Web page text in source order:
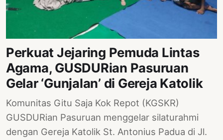
Perkuat Jejaring Pemuda Lintas
Agama, GUSDURian Pasuruan
Gelar ‘Gunjalan’ di Gereja Katolik
Komunitas Gitu Saja Kok Repot (KGSKR)
GUSDURian Pasuruan menggelar silaturahmi
dengan Gereja Katolik St. Antonius Padua di Jl.